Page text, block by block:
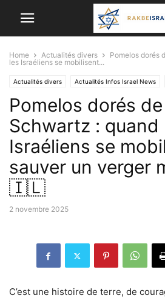
Home Actualités divers
Pomelos dorés
les Israéliens se mobilisent...
Actualités divers Actualités Infos Israel News
VIE EN ISRAËL
Pomelos dorés
Schwartz : quand
Israéliens se
sauver un verger
🇮🇱
2 novembre 2025
C’est une histoire de terre, de